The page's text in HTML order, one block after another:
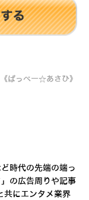
《ぱっぺー☆あさひ》
時代の先端の端っ
の広告周りや記事
共にエンタメ業界